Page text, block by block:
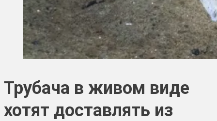
Трубача в живом виде
хотят доставлять из